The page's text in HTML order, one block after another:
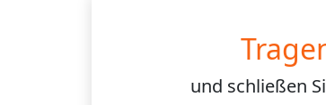
und schließen